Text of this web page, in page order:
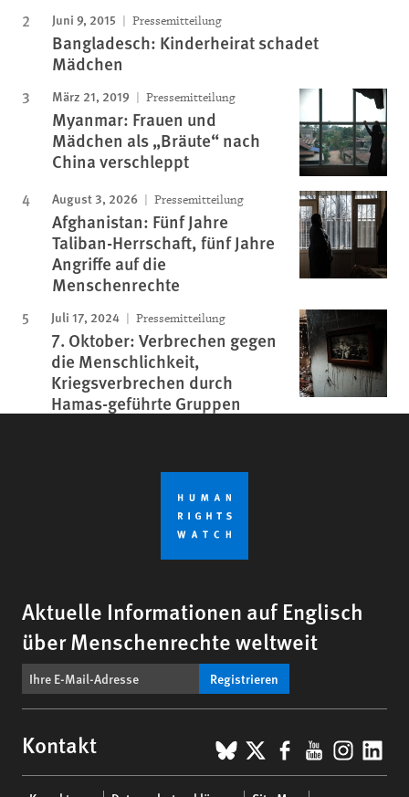
Juni 9, 2015 Pressemitteilung
Bangladesch: Kinderheirat schadet
Mädchen
März 21, 2019 Pressemitteilung
Myanmar: Frauen und
Mädchen als „Bräute“ nach
China verschleppt
August 3, 2026 Pressemitteilung
Afghanistan: Fünf Jahre
Taliban-Herrschaft, fünf Jahre
Angriffe auf die
Menschenrechte
Juli 17, 2024 Pressemitteilung
7. Oktober: Verbrechen gegen
die Menschlichkeit,
Kriegsverbrechen durch
Hamas-geführte Gruppen
Aktuelle Informationen auf Englisch
über Menschenrechte weltweit
Registrieren
Kontakt BlueSky
X Facebook
YouTube